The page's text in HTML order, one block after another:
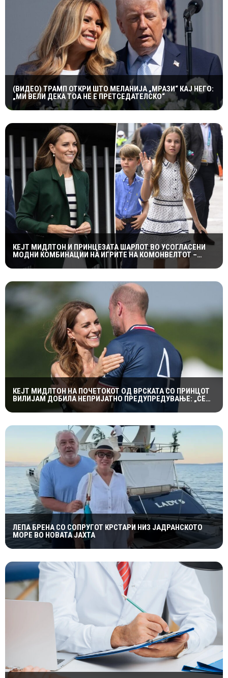
(ВИДЕО) ТРАМП ОТКРИ ШТО МЕЛАНИЈА „МРАЗИ“ КАЈ НЕГО:
„МИ ВЕЛИ ДЕКА ТОА НЕ Е ПРЕТСЕДАТЕЛСКО“
КЕЈТ МИДЛТОН И ПРИНЦЕЗАТА ШАРЛОТ ВО УСОГЛАСЕНИ
МОДНИ КОМБИНАЦИИ НА ИГРИТЕ НА КОМОНВЕЛТОТ –
КРАЛСКОТО СЕМЕЈСТВО ГО ПРИВЛЕЧЕ ЦЕЛОТО ВНИМАНИЕ
КЕЈТ МИДЛТОН НА ПОЧЕТОКОТ ОД ВРСКАТА СО ПРИНЦОТ
ВИЛИЈАМ ДОБИЛА НЕПРИЈАТНО ПРЕДУПРЕДУВАЊЕ: „СЕ
МАЖИШ ВО ПОГРЕШНО СЕМЕЈСТВО“
ЛЕПА БРЕНА СО СОПРУГОТ КРСТАРИ НИЗ ЈАДРАНСКОТО
МОРЕ ВО НОВАТА ЈАХТА